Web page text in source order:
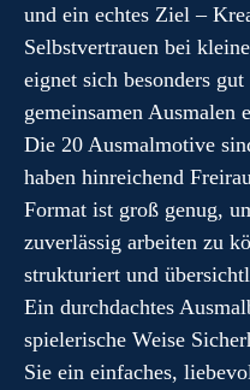
und ein echtes Ziel –
Selbstvertrauen bei
eignet sich besonders
gemeinsamen Ausmalen
Die 20 Ausmalmotive
haben hinreichend
Format ist groß genug,
zuverlässig arbeiten zu
strukturiert und
Ein durchdachtes
spielerische Weise
Sie ein einfaches,